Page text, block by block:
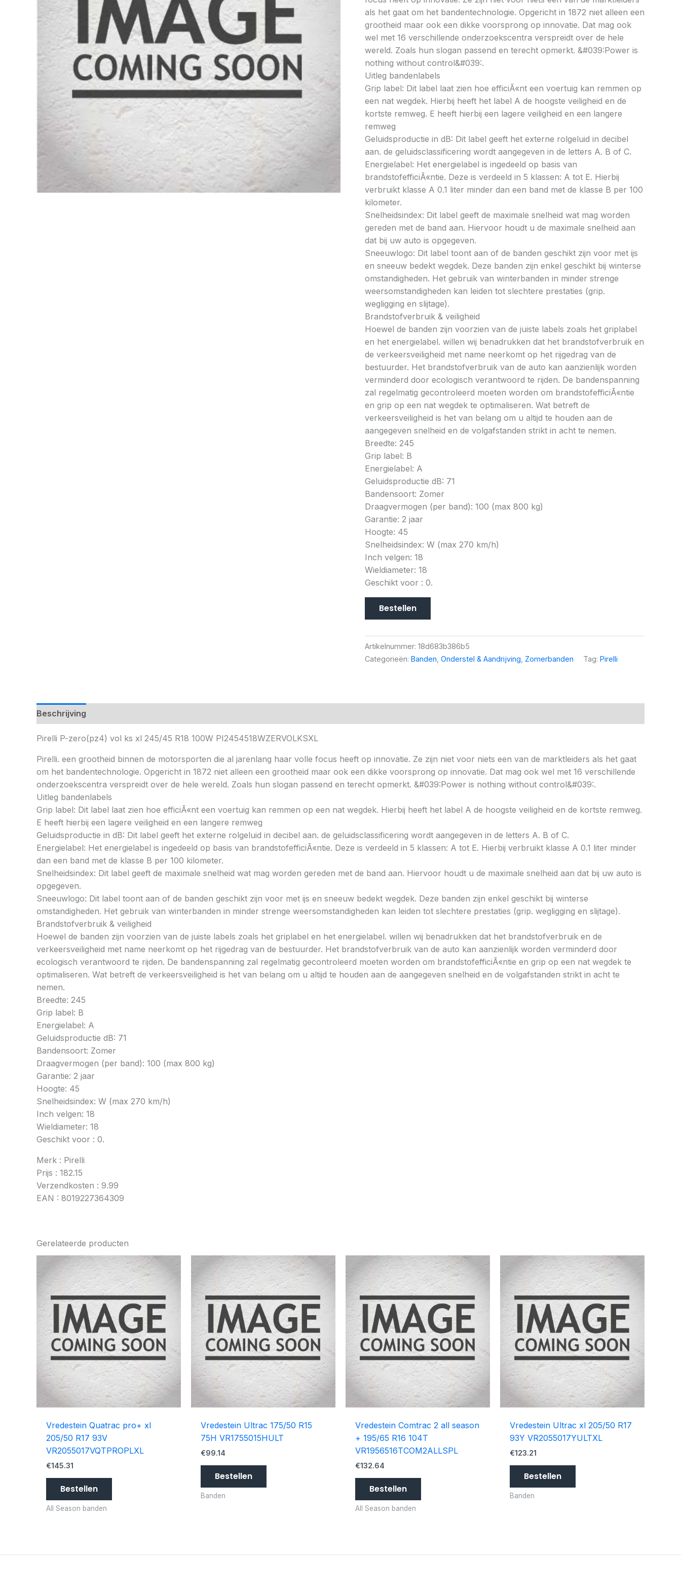
als het gaat om het bandentechnologie. Opgericht in 1872 niet alleen een
grootheid maar ook een dikke voorsprong op innovatie. Dat mag ook
wel met 16 verschillende onderzoekscentra verspreidt over de hele
wereld. Zoals hun slogan passend en terecht opmerkt. &#039:Power is
nothing without control&#039:.
Uitleg bandenlabels
Grip label: Dit label laat zien hoe efficiÃ«nt een voertuig kan remmen op
een nat wegdek. Hierbij heeft het label A de hoogste veiligheid en de
kortste remweg. E heeft hierbij een lagere veiligheid en een langere
remweg
Geluidsproductie in dB: Dit label geeft het externe rolgeluid in decibel
aan. de geluidsclassificering wordt aangegeven in de letters A. B of C.
Energielabel: Het energielabel is ingedeeld op basis van
brandstofefficiÃ«ntie. Deze is verdeeld in 5 klassen: A tot E. Hierbij
verbruikt klasse A 0.1 liter minder dan een band met de klasse B per 100
kilometer.
Snelheidsindex: Dit label geeft de maximale snelheid wat mag worden
gereden met de band aan. Hiervoor houdt u de maximale snelheid aan
dat bij uw auto is opgegeven.
Sneeuwlogo: Dit label toont aan of de banden geschikt zijn voor met ijs
en sneeuw bedekt wegdek. Deze banden zijn enkel geschikt bij winterse
omstandigheden. Het gebruik van winterbanden in minder strenge
weersomstandigheden kan leiden tot slechtere prestaties (grip.
wegligging en slijtage).
Brandstofverbruik & veiligheid
Hoewel de banden zijn voorzien van de juiste labels zoals het griplabel
en het energielabel. willen wij benadrukken dat het brandstofverbruik en
de verkeersveiligheid met name neerkomt op het rijgedrag van de
bestuurder. Het brandstofverbruik van de auto kan aanzienlijk worden
verminderd door ecologisch verantwoord te rijden. De bandenspanning
zal regelmatig gecontroleerd moeten worden om brandstofefficiÃ«ntie
en grip op een nat wegdek te optimaliseren. Wat betreft de
verkeersveiligheid is het van belang om u altijd te houden aan de
aangegeven snelheid en de volgafstanden strikt in acht te nemen.
Breedte: 245
Grip label: B
Energielabel: A
Geluidsproductie dB: 71
Bandensoort: Zomer
Draagvermogen (per band): 100 (max 800 kg)
Garantie: 2 jaar
Hoogte: 45
Snelheidsindex: W (max 270 km/h)
Inch velgen: 18
Wieldiameter: 18
Geschikt voor : 0.
Bestellen
Artikelnummer: 18d683b386b5
Categorieën: Banden Onderstel & Aandrijving Zomerbanden Tag: Pirelli
Beschrijving
Pirelli P-zero(pz4) vol ks xl 245/45 R18 100W PI2454518WZERVOLKSXL
Pirelli. een grootheid binnen de motorsporten die al jarenlang haar volle focus heeft op innovatie. Ze zijn niet voor niets een van de marktleiders als het gaat
om het bandentechnologie. Opgericht in 1872 niet alleen een grootheid maar ook een dikke voorsprong op innovatie. Dat mag ook wel met 16 verschillende
onderzoekscentra verspreidt over de hele wereld. Zoals hun slogan passend en terecht opmerkt. &#039:Power is nothing without control&#039:.
Uitleg bandenlabels
Grip label: Dit label laat zien hoe efficiÃ«nt een voertuig kan remmen op een nat wegdek. Hierbij heeft het label A de hoogste veiligheid en de kortste remweg.
E heeft hierbij een lagere veiligheid en een langere remweg
Geluidsproductie in dB: Dit label geeft het externe rolgeluid in decibel aan. de geluidsclassificering wordt aangegeven in de letters A. B of C.
Energielabel: Het energielabel is ingedeeld op basis van brandstofefficiÃ«ntie. Deze is verdeeld in 5 klassen: A tot E. Hierbij verbruikt klasse A 0.1 liter minder
dan een band met de klasse B per 100 kilometer.
Snelheidsindex: Dit label geeft de maximale snelheid wat mag worden gereden met de band aan. Hiervoor houdt u de maximale snelheid aan dat bij uw auto is
opgegeven.
Sneeuwlogo: Dit label toont aan of de banden geschikt zijn voor met ijs en sneeuw bedekt wegdek. Deze banden zijn enkel geschikt bij winterse
omstandigheden. Het gebruik van winterbanden in minder strenge weersomstandigheden kan leiden tot slechtere prestaties (grip. wegligging en slijtage).
Brandstofverbruik & veiligheid
Hoewel de banden zijn voorzien van de juiste labels zoals het griplabel en het energielabel. willen wij benadrukken dat het brandstofverbruik en de
verkeersveiligheid met name neerkomt op het rijgedrag van de bestuurder. Het brandstofverbruik van de auto kan aanzienlijk worden verminderd door
ecologisch verantwoord te rijden. De bandenspanning zal regelmatig gecontroleerd moeten worden om brandstofefficiÃ«ntie en grip op een nat wegdek te
optimaliseren. Wat betreft de verkeersveiligheid is het van belang om u altijd te houden aan de aangegeven snelheid en de volgafstanden strikt in acht te
nemen.
Breedte: 245
Grip label: B
Energielabel: A
Geluidsproductie dB: 71
Bandensoort: Zomer
Draagvermogen (per band): 100 (max 800 kg)
Garantie: 2 jaar
Hoogte: 45
Snelheidsindex: W (max 270 km/h)
Inch velgen: 18
Wieldiameter: 18
Geschikt voor : 0.
Merk : Pirelli
Prijs : 182.15
Verzendkosten : 9.99
EAN : 8019227364309
Gerelateerde producten
Vredestein Quatrac pro+ xl
205/50 R17 93V
VR2055017VQTPROPLXL
€145.31
Bestellen
All Season banden
Vredestein Ultrac 175/50 R15
75H VR1755015HULT
€99.14
Bestellen
Banden
Vredestein Comtrac 2 all season
+ 195/65 R16 104T
VR1956516TCOM2ALLSPL
€132.64
Bestellen
All Season banden
Vredestein Ultrac xl 205/50 R17
93Y VR2055017YULTXL
€123.21
Bestellen
Banden